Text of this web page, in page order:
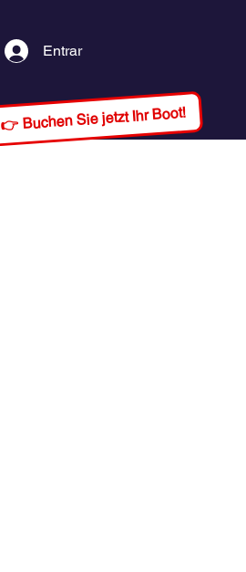
Entrar
👉 Buchen Sie jetzt Ihr Boot!